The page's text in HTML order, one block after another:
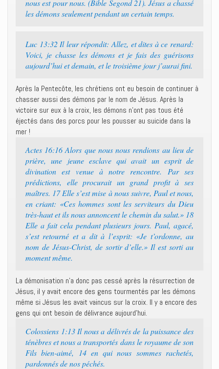
nous est pour nous. (Bible Segond 21). Jésus a chassé
les démons seulement pendant un certain temps.
Luc 13:32 Il leur répondit: Allez, et dites à ce renard:
Voici, je chasse les démons et je fais des guérisons
aujourd’hui et demain, et le troisième jour j’aurai fini.
Après la Pentecôte, les chrétiens ont eu besoin de continuer à
chasser aussi des démons par le nom de Jésus. Après la
victoire sur eux à la croix, les démons n’ont pas tous été
éjectés dans des porcs pour les pousser au suicide dans la
mer !
Actes 16:16 Alors que nous nous rendions au lieu de
prière, une jeune esclave qui avait un esprit de
divination est venue à notre rencontre. Par ses
prédictions, elle procurait un grand profit à ses
maîtres. 17 Elle s’est mise à nous suivre, Paul et nous,
en criant: «Ces hommes sont les serviteurs du Dieu
très-haut et ils nous annoncent le chemin du salut.» 18
Elle a fait cela pendant plusieurs jours. Paul, agacé,
s’est retourné et a dit à l’esprit: «Je t’ordonne, au
nom de Jésus-Christ, de sortir d’elle.» Il est sorti au
moment même.
La démonisation n’a donc pas cessé après la résurrection de
Jésus, il y avait encore des gens tourmentés par les démons
même si Jésus les avait vaincus sur la croix. Il y a encore des
gens qui ont besoin de délivrance aujourd’hui.
Colossiens 1:13 Il nous a délivrés de la puissance des
ténèbres et nous a transportés dans le royaume de son
Fils bien-aimé, 14 en qui nous sommes rachetés,
pardonnés de nos péchés.